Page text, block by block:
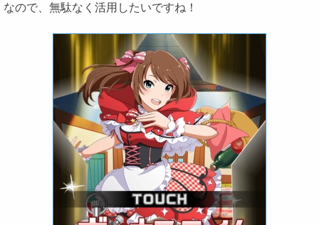
なので、無駄なく活用したいですね！